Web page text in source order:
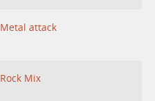
Metal attack
Rock Mix